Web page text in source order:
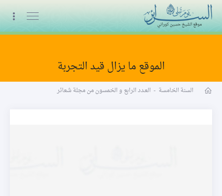
البث المباشر
الموقع ما يزال قيد التجربة
السنة الخامسة - العـدد الرابع و الخمسون من مجلة شعائر